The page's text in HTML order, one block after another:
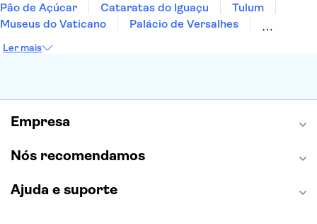
Pão de Açúcar
Cataratas do Iguaçu
Tulum
Museus do Vaticano
Palácio de Versalhes
Museu do Louvre
Ler mais
Empresa
Nós recomendamos
Ajuda e suporte